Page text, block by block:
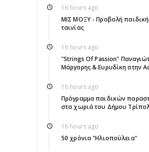
16 hours ago
ΜΙΣ ΜΟΞΥ - Προβολή
ταινίας
16 hours ago
"Strings Of Passion"
Μάργαρης & Ευρυδίκη στην
16 hours ago
Πρόγραμμα παιδικών
στα χωριά του Δήμου
16 hours ago
50 χρόνια "Ηλιοπούλεια"